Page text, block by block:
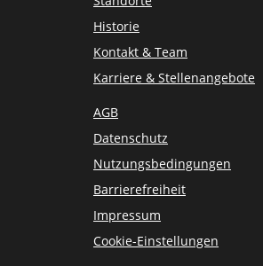
Historie
Kontakt & Team
Karriere & Stellenangebote
AGB
Datenschutz
Nutzungsbedingungen
Barrierefreiheit
Impressum
Cookie-Einstellungen